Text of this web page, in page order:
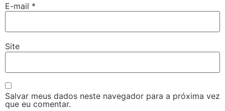
E-mail *
Site
Salvar meus dados neste navegador para a próxima vez
que eu comentar.